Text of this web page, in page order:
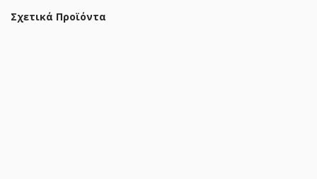
Σχετικά Προϊόντα